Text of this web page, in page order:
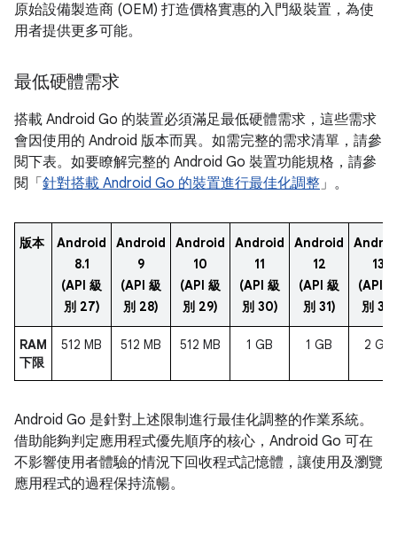
原始設備製造商 (OEM) 打造價格實惠的入門級裝置，為使
用者提供更多可能。
最低硬體需求
搭載 Android Go 的裝置必須滿足最低硬體需求，這些需求
會因使用的 Android 版本而異。如需完整的需求清單，請參
閱下表。如要瞭解完整的 Android Go 裝置功能規格，請參
閱「 針對搭載 Android Go 的裝置進行最佳化調整」。
版本
Android
8.1
(API 級
別 27)
Android
9
(API 級
別 28)
Android
10
(API 級
別 29)
Android
11
(API 級
別 30)
Android
12
(API 級
別 31)
13
(API
別 33)
RAM
下限
512 MB 512 MB 512 MB 1 GB 1 GB 2 GB
Android Go 是針對上述限制進行最佳化調整的作業系統。
借助能夠判定應用程式優先順序的核心，Android Go 可在
不影響使用者體驗的情況下回收程式記憶體，讓使用及瀏覽
應用程式的過程保持流暢。